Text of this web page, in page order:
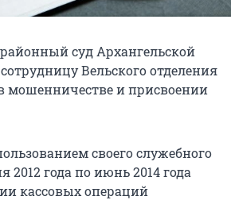
суд Архангельской
Вельского отделения
мошенничестве и присвоении
своего служебного
года по июнь 2014 года
кассовых операций